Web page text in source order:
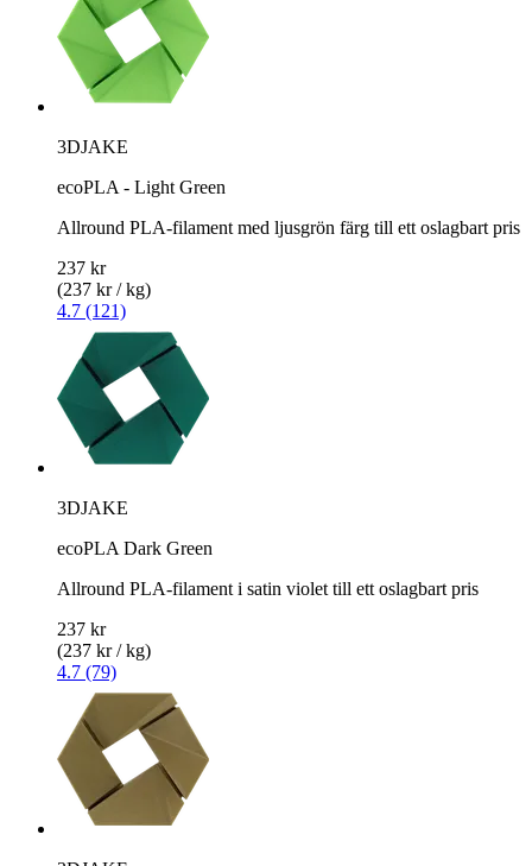
3DJAKE
ecoPLA - Light Green
Allround PLA-filament med ljusgrön färg till ett oslagbart pris
237 kr
(237 kr / kg)
4.7 (121)
3DJAKE
ecoPLA Dark Green
Allround PLA-filament i satin violet till ett oslagbart pris
237 kr
(237 kr / kg)
4.7 (79)